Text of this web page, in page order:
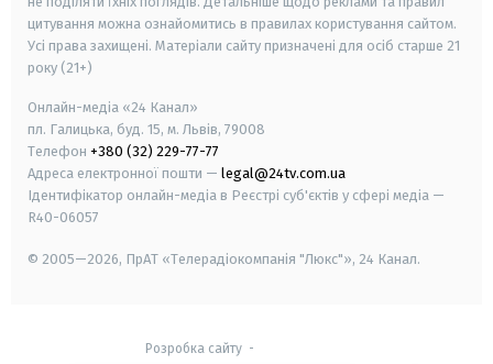
цитування можна ознайомитись в правилах користування сайтом.
Усі права захищені. Матеріали сайту призначені для осіб старше 21
року (21+)
Онлайн-медіа «24 Канал»
пл. Галицька, буд. 15, м. Львів, 79008
Телефон +380 (32) 229-77-77
Адреса електронної пошти — legal@24tv.com.ua
Ідентифікатор онлайн-медіа в Реєстрі суб'єктів у сфері медіа —
R40-06057
© 2005—2026, ПрАТ «Телерадіокомпанія "Люкс"», 24 Канал.
Розробка сайту-